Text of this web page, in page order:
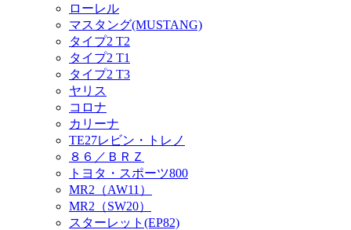
ローレル
マスタング(MUSTANG)
タイプ2 T2
タイプ2 T1
タイプ2 T3
ヤリス
コロナ
カリーナ
TE27レビン・トレノ
８６／ＢＲＺ
トヨタ・スポーツ800
MR2（AW11）
MR2（SW20）
スターレット(EP82)